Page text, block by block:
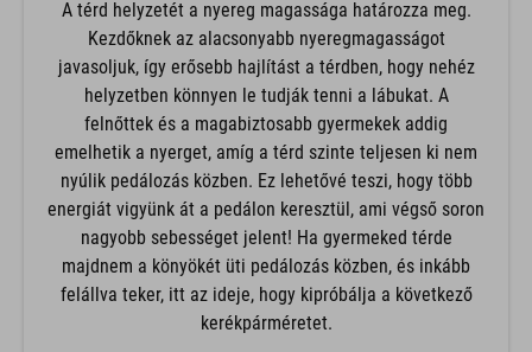
Kezdőknek az alacsonyabb nyeregmagasságot
javasoljuk, így erősebb hajlítást a térdben, hogy nehéz
helyzetben könnyen le tudják tenni a lábukat. A
felnőttek és a magabiztosabb gyermekek addig
emelhetik a nyerget, amíg a térd szinte teljesen ki nem
nyúlik pedálozás közben. Ez lehetővé teszi, hogy több
energiát vigyünk át a pedálon keresztül, ami végső soron
nagyobb sebességet jelent! Ha gyermeked térde
majdnem a könyökét üti pedálozás közben, és inkább
felállva teker, itt az ideje, hogy kipróbálja a következő
kerékpárméretet.